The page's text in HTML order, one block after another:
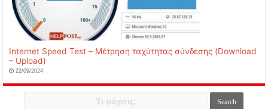
Internet Speed Test – Μέτρηση ταχύτητας σύνδεσης (Download
– Upload)
22/09/2024